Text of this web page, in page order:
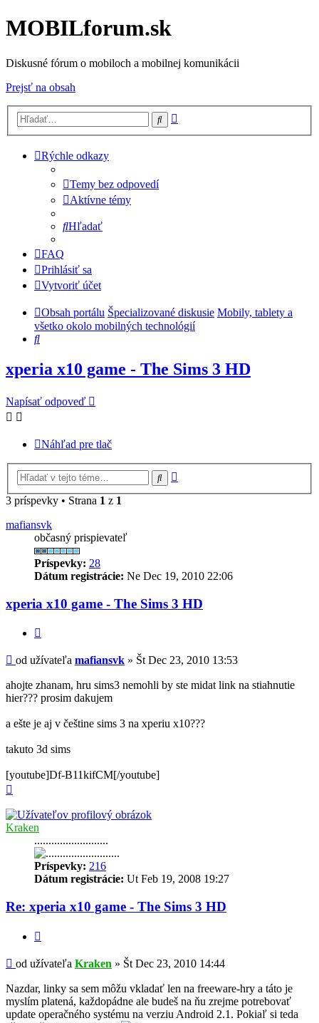
MOBILforum.sk
Diskusné fórum o mobiloch a mobilnej komunikácii
Prejsť na obsah
Hľadať
Rýchle odkazy
Temy bez odpovedí
Aktívne témy
Hľadať
FAQ
Prihlásiť sa
Vytvoriť účet
Obsah portálu Špecializované diskusie Mobily, tablety a
všetko okolo mobilných technológií
Hľadať
xperia x10 game - The Sims 3 HD
Napísať odpoveď
Náhľad pre tlač
Hľadať
3 príspevky • Strana 1 z 1
mafiansvk
občasný prispievateľ
Príspevky: 28
Dátum registrácie: Ne Dec 19, 2010 22:06
xperia x10 game - The Sims 3 HD
Príspevok
od užívateľa mafiansvk » Št Dec 23, 2010 13:53
ahojte zhanam, hru sims3 nemohli by ste midat link na stiahnutie
hier??? prosim dakujem
a ešte je aj v češtine sims 3 na xperiu x10???
takuto 3d sims
[youtube]Df-B11kifCM[/youtube]
Kraken
..........................
Príspevky: 216
Dátum registrácie: Ut Feb 19, 2008 19:27
Re: xperia x10 game - The Sims 3 HD
Príspevok
od užívateľa Kraken » Št Dec 23, 2010 14:44
Nazdar, linky sa sem môžu vkladať len na freeware-hry a táto je
myslím platená, každopádne ale budeš na ňu zrejme potrebovať
update operačného systému na verziu Android 2.1. Pokiaľ si teda